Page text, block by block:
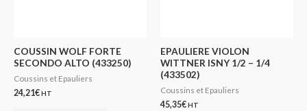
COUSSIN WOLF FORTE
SECONDO ALTO (433250)
Coussins et Epauliers
24,21€HT
EPAULIERE VIOLON
WITTNER ISNY 1/2 – 1/4
(433502)
Coussins et Epauliers
45,35€HT